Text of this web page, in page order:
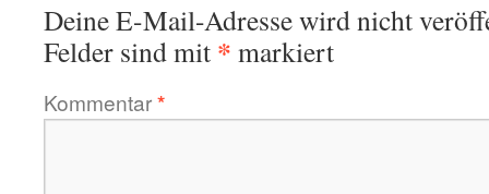
Deine E-Mail-Adresse wird nicht
Felder sind mit * markiert
Kommentar*